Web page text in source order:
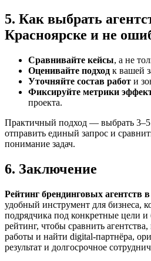
5. Как выбрать
Красноярске и не
Сравнивайте кейсы, а не
Оценивайте подход к вашей
Уточняйте состав работ и
Фиксируйте метрики
проекта.
Практичный подход — выбрать 3–5
отправить единый запрос и
понимание задач.
6. Заключение
Рейтинг брендинговых агентств
удобный инструмент для бизнеса,
подрядчика под конкретные цели
рейтинг, чтобы сравнить
работы и найти digital-партнёра,
результат и долгосрочное